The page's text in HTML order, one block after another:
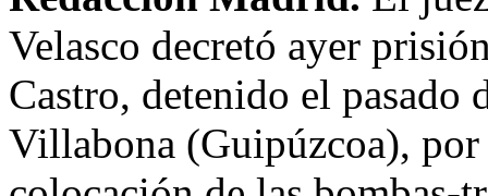
Velasco decretó ayer
Castro, detenido el
Villabona (Guipúzcoa),